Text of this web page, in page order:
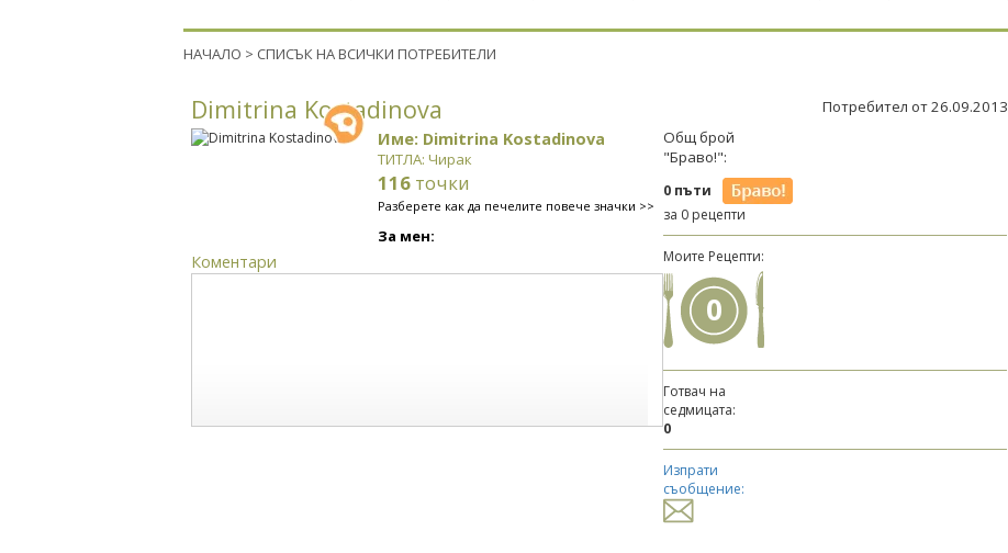
НАЧАЛО > СПИСЪК НА ВСИЧКИ ПОТРЕБИТЕЛИ
Dimitrina Kostadinova Потребител от 26.09.2013
Име: Dimitrina Kostadinova
ТИТЛА: Чирак
116 точки
Разберете как да печелите повече значки >>
За мен:
Коментари
Общ брой
"Браво!":
0 пъти
за 0 рецепти
Моите Рецепти:
0
Готвач на
седмицата:
0
Изпрати
съобщение: